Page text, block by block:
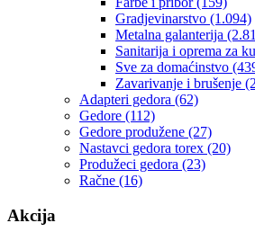
Gradjevinarstvo (1.094)
Metalna galanterija
Sanitarija i oprema za
Sve za domaćinstvo
Zavarivanje i brušenje
Adapteri gedora (62)
Gedore (112)
Gedore produžene (27)
Nastavci gedora torex (20)
Produžeci gedora (23)
Račne (16)
Akcija